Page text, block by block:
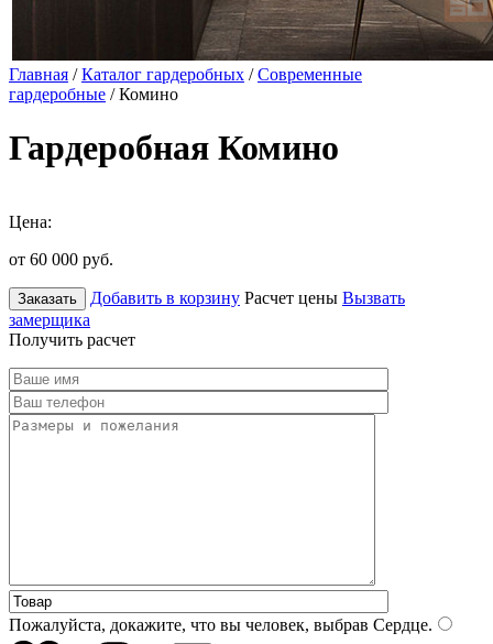
Главная /Каталог гардеробных /Современные
гардеробные / Комино
Гардеробная Комино
Цена:
от 60 000 руб.
Заказать Добавить в корзину Расчет цены Вызвать
замерщика
Получить расчет
Пожалуйста, докажите, что вы человек, выбрав Сердце.